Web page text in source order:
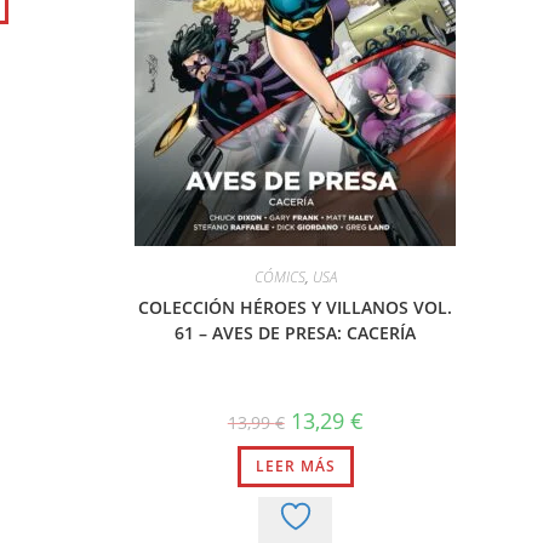
CÓMICS, USA
COLECCIÓN HÉROES Y VILLANOS VOL.
61 – AVES DE PRESA: CACERÍA
13,99€ El
precio
original
era:
13,99 €.
13,29 €El
precio
LEER MÁS